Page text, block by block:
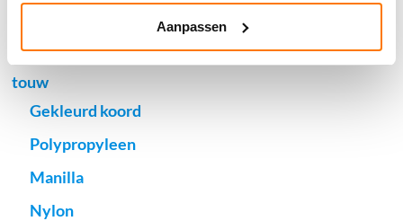
Aanpassen
home
touw
Gekleurd koord
Polypropyleen
Manilla
Nylon